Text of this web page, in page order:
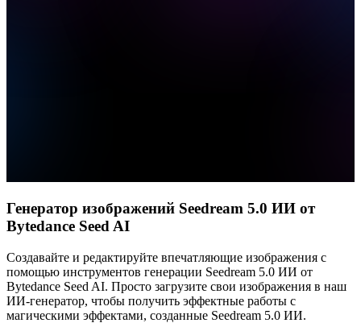
Генератор изображений Seedream 5.0 ИИ от
Bytedance Seed AI
Создавайте и редактируйте впечатляющие изображения с
помощью инструментов генерации Seedream 5.0 ИИ от
Bytedance Seed AI. Просто загрузите свои изображения в наш
ИИ-генератор, чтобы получить эффектные работы с
магическими эффектами, созданные Seedream 5.0 ИИ.